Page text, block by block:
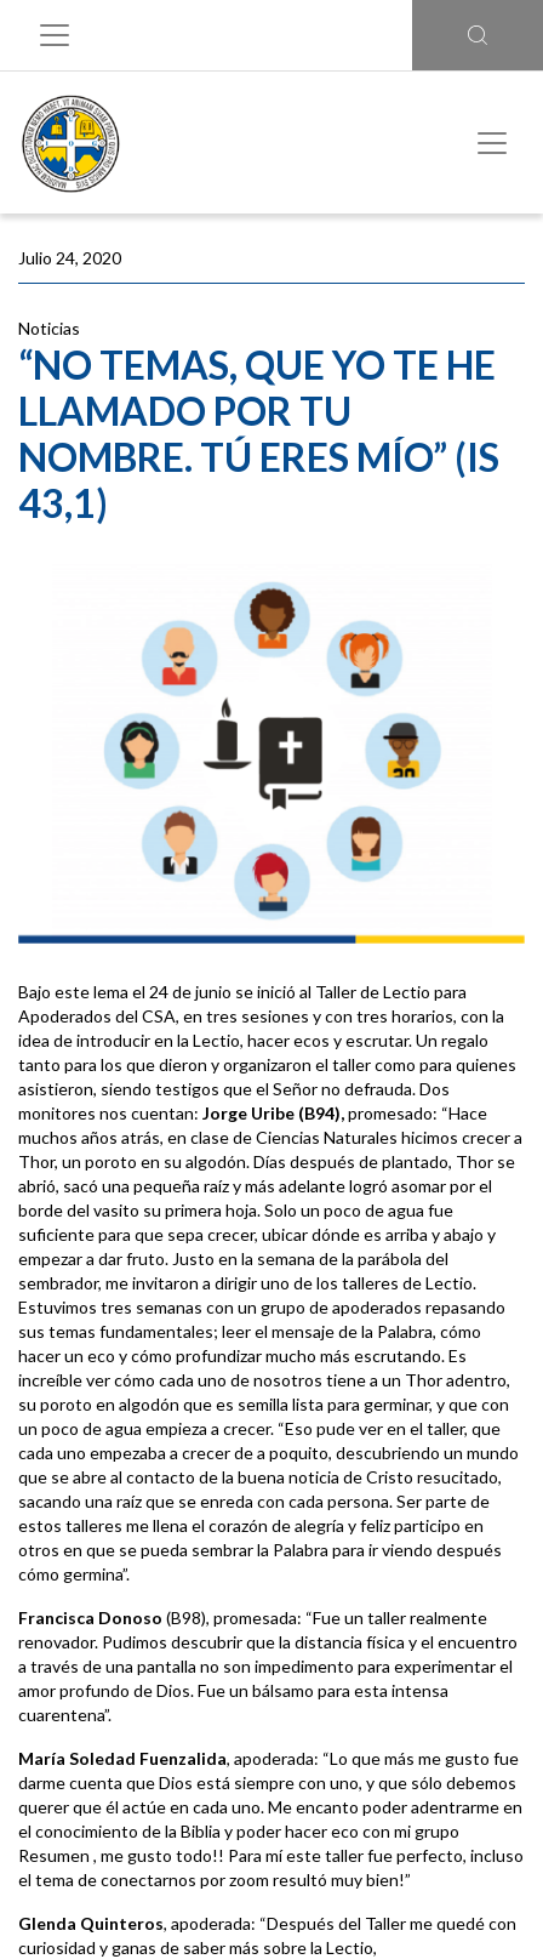
Julio 24, 2020
Noticias
“NO TEMAS, QUE YO TE HE
LLAMADO POR TU
NOMBRE. TÚ ERES MÍO” (IS
43,1)
Bajo este lema el 24 de junio se inició al Taller de Lectio para
Apoderados del CSA, en tres sesiones y con tres horarios, con la
idea de introducir en la Lectio, hacer ecos y escrutar. Un regalo
tanto para los que dieron y organizaron el taller como para quienes
asistieron, siendo testigos que el Señor no defrauda. Dos
monitores nos cuentan: Jorge Uribe (B94),promesado: “Hace
muchos años atrás, en clase de Ciencias Naturales hicimos crecer a
Thor, un poroto en su algodón. Días después de plantado, Thor se
abrió, sacó una pequeña raíz y más adelante logró asomar por el
borde del vasito su primera hoja. Solo un poco de agua fue
suficiente para que sepa crecer, ubicar dónde es arriba y abajo y
empezar a dar fruto. Justo en la semana de la parábola del
sembrador, me invitaron a dirigir uno de los talleres de Lectio.
Estuvimos tres semanas con un grupo de apoderados repasando
sus temas fundamentales; leer el mensaje de la Palabra, cómo
hacer un eco y cómo profundizar mucho más escrutando. Es
increíble ver cómo cada uno de nosotros tiene a un Thor adentro,
su poroto en algodón que es semilla lista para germinar, y que con
un poco de agua empieza a crecer. “Eso pude ver en el taller, que
cada uno empezaba a crecer de a poquito, descubriendo un mundo
que se abre al contacto de la buena noticia de Cristo resucitado,
sacando una raíz que se enreda con cada persona. Ser parte de
estos talleres me llena el corazón de alegría y feliz participo en
otros en que se pueda sembrar la Palabra para ir viendo después
cómo germina”.
Francisca Donoso (B98), promesada: “Fue un taller realmente
renovador. Pudimos descubrir que la distancia física y el encuentro
a través de una pantalla no son impedimento para experimentar el
amor profundo de Dios. Fue un bálsamo para esta intensa
cuarentena”.
María Soledad Fuenzalida, apoderada: “Lo que más me gusto fue
darme cuenta que Dios está siempre con uno, y que sólo debemos
querer que él actúe en cada uno. Me encanto poder adentrarme en
el conocimiento de la Biblia y poder hacer eco con mi grupo
Resumen , me gusto todo!! Para mí este taller fue perfecto, incluso
el tema de conectarnos por zoom resultó muy bien!”
Glenda Quinteros, apoderada: “Después del Taller me quedé con
curiosidad y ganas de saber más sobre la Lectio,